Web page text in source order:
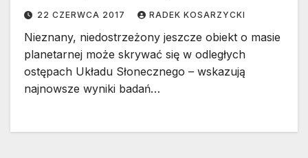
22 CZERWCA 2017 RADEK KOSARZYCKI
Nieznany, niedostrzeżony jeszcze obiekt o masie
planetarnej może skrywać się w odległych
ostępach Układu Słonecznego – wskazują
najnowsze wyniki badań…